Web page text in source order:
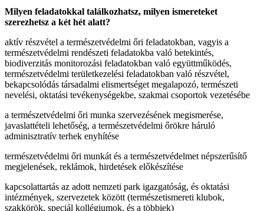
Milyen feladatokkal találkozhatsz, milyen ismereteket
szerezhetsz a két hét alatt?
aktív részvétel a természetvédelmi őri feladatokban, vagyis a
természetvédelmi rendészeti feladatokba való betekintés,
biodiverzitás monitorozási feladatokban való együttműködés,
természetvédelmi területkezelési feladatokban való részvétel,
bekapcsolódás társadalmi elismertséget megalapozó, természeti
nevelési, oktatási tevékenységekbe, szakmai csoportok vezetésébe
a természetvédelmi őri munka szervezésének megismerése,
javaslattételi lehetőség, a természetvédelmi őrökre háruló
adminisztratív terhek enyhítése
természetvédelmi őri munkát és a természetvédelmet népszerűsítő
megjelenések, reklámok, hirdetések előkészítése
kapcsolattartás az adott nemzeti park igazgatóság, és oktatási
intézmények, szervezetek között (természetismereti klubok,
szakkörök, speciál kollégiumok, és a többiek)